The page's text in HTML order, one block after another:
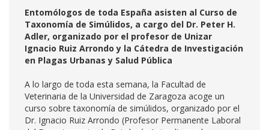
Entomólogos de toda España asisten al Curso de
Taxonomía de Simúlidos, a cargo del Dr. Peter H.
Adler, organizado por el profesor de Unizar
Ignacio Ruiz Arrondo y la Cátedra de Investigación
en Plagas Urbanas y Salud Pública
A lo largo de toda esta semana, la Facultad de
Veterinaria de la Universidad de Zaragoza acoge un
curso sobre taxonomía de simúlidos, organizado por el
Dr. Ignacio Ruiz Arrondo (Profesor Permanente Laboral